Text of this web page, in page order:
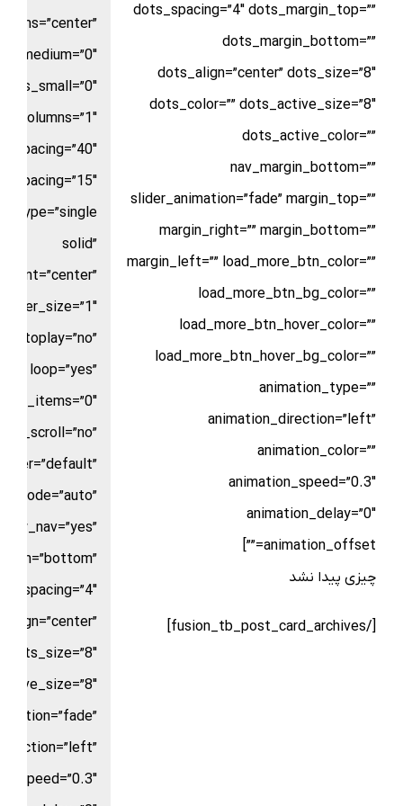
dots_spacing=”4″ dots_margin_top=””
dots_margin_bottom=””
dots_align=”center” dots_size=”8″
dots_color=”” dots_active_size=”8″
dots_active_color=””
nav_margin_bottom=””
slider_animation=”fade” margin_top=””
margin_right=”” margin_bottom=””
margin_left=”” load_more_btn_color=””
load_more_btn_bg_color=””
load_more_btn_hover_color=””
load_more_btn_hover_bg_color=””
animation_type=””
animation_direction=”left”
animation_color=””
animation_speed=”0.3″
animation_delay=”0″
animation_offset=””]
چیزی پیدا نشد
[/fusion_tb_post_card_archives]
columns=”1″
solid”
autoplay=”no”
loop=”yes”
dots_size=”8″